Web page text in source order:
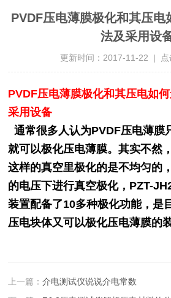
PVDF压电薄膜极化和其压电
法及采用设
更新时间：2017-11-22 | 点
PVDF压电薄膜极化和其压电如
采用设备
通常很多人认为PVDF压电薄膜
就可以极化压电薄膜。其实不然
这样的真空里极化的是不均匀的
的电压下进行真空极化，PZT-
装置配备了10多种极化功能，是
压电块体又可以极化压电薄膜的装
上一篇：介电测试仪说说介电常数